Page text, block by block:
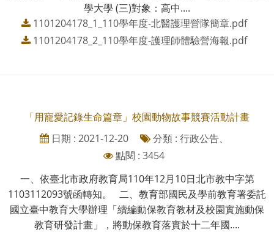
學大學 (三)對象：高中....
1101204178_1_110學年度-北醫護理營隊簡章.pdf
1101204178_2_110學年度-護理師體驗營海報.pdf
「用寵愛記錄生命篇章」校園動物故事競賽活動計畫
日期 : 2021-12-20
分類 : 行政公告、
點閱 : 3454
一、依臺北市政府教育局110年12月10日北市教中字第
1103112093號函轉知。 二、教育部國民及學前教育署委託
國立臺中教育大學辦理「續編動保教育教材及校園實施動保
教育研發計畫」，將動保教育落實於十二年國....